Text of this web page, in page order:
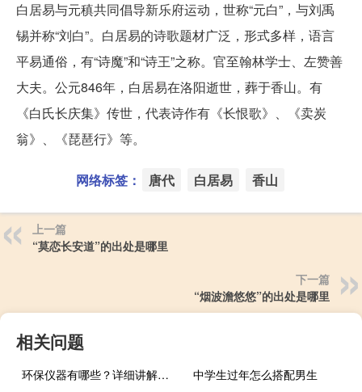
白居易与元稹共同倡导新乐府运动，世称“元白”，与刘禹
锡并称“刘白”。白居易的诗歌题材广泛，形式多样，语言
平易通俗，有“诗魔”和“诗王”之称。官至翰林学士、左赞善
大夫。公元846年，白居易在洛阳逝世，葬于香山。有
《白氏长庆集》传世，代表诗作有《长恨歌》、《卖炭
翁》、《琵琶行》等。
网络标签： 唐代 白居易 香山
上一篇
“莫恋长安道”的出处是哪里
下一篇
“烟波澹悠悠”的出处是哪里
相关问题
环保仪器有哪些？详细讲解各类环保仪器的使用方法 中学生过年怎么搭配男生